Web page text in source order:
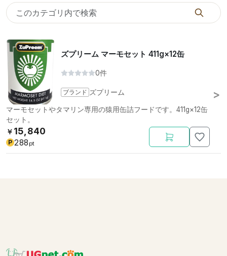
ズプリーム マーモセット 411g×12缶
0件
ブランド ズプリーム
マーモセットやタマリン専用の猿用缶詰フードです。411g×12缶
セット。
￥ 15,840
P 288 pt